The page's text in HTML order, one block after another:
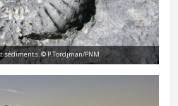
sédiments. © P.Tordjman/PNM